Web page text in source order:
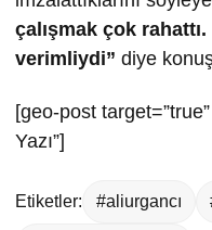
çalışmak çok
verimliydi” diye
[geo-post
Yazı”]
Etiketler: #aliurgancı